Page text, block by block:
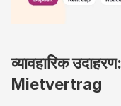
व्यावहारिक
Mietvertrag